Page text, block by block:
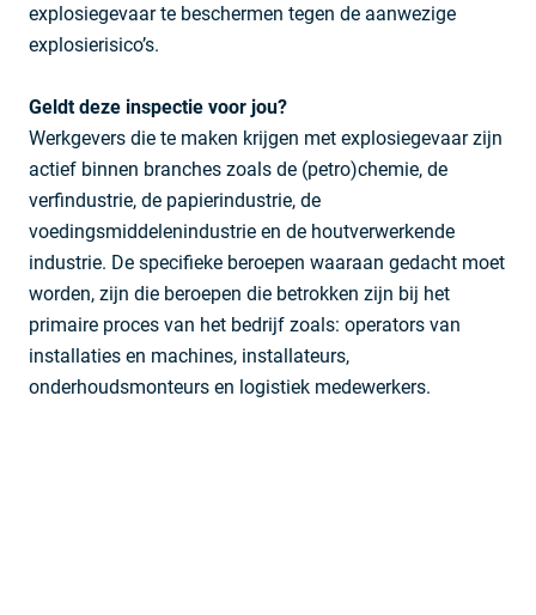
explosiegevaar te beschermen tegen de aanwezige
explosierisico’s.
Geldt deze inspectie voor jou?
Werkgevers die te maken krijgen met explosiegevaar zijn
actief binnen branches zoals de (petro)chemie, de
verfindustrie, de papierindustrie, de
voedingsmiddelenindustrie en de houtverwerkende
industrie. De specifieke beroepen waaraan gedacht moet
worden, zijn die beroepen die betrokken zijn bij het
primaire proces van het bedrijf zoals: operators van
installaties en machines, installateurs,
onderhoudsmonteurs en logistiek medewerkers.
Neem contact op:
Nanno Winkel
Expert inspecties
+31 6 225 474 46